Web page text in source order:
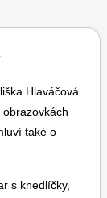
Hlaváčová
také o
s knedlíčky,